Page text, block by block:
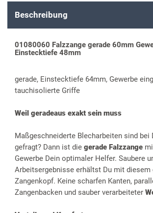
Beschreibung
01080060 Falzzange gerade 60mm
Einstecktiefe 48mm
gerade, Einstecktiefe 64mm, Gewerbe
tauchisolierte Griffe
Weil geradeaus exakt sein muss
Maßgeschneiderte Blecharbeiten sind bei
gefragt? Dann ist die gerade Falzzange
Gewerbe Dein optimaler Helfer. Saubere
Arbeitsergebnisse erhältst Du mit diesem
Zangenkopf. Keine scharfen Kanten,
Zangenbacken und sauber verarbeiteter